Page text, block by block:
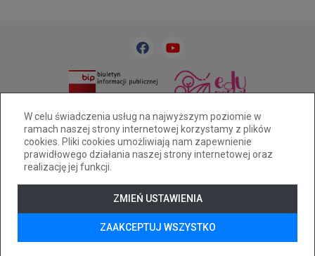
W celu świadczenia usług na najwyższym poziomie w
ramach naszej strony internetowej korzystamy z plików
cookies. Pliki cookies umożliwiają nam zapewnienie
prawidłowego działania naszej strony internetowej oraz
realizację jej funkcji.
ZMIEŃ USTAWIENIA
ZAAKCEPTUJ WSZYSTKO
33 818 31 84
sp32@cuw.bielsko-biala.pl
Bielsko-Biała, ul. Cieszyńska 393
Deklaracja dostępności
Tryb wysokiego kontrastu